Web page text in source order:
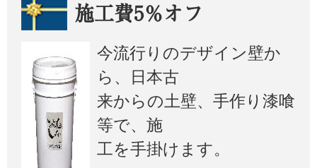
施工費5％オフ
今流行りのデザイン壁か
ら、日本古
来からの土壁、手作り漆喰
等で、施
工を手掛けます。